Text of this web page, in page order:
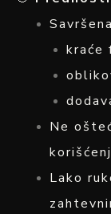
kraće
Ne
Lako